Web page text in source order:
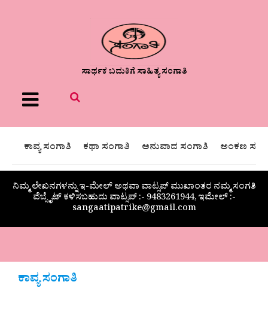
ಸಾರ್ಥಕ ಬದುಕಿಗೆ ಸಾಹಿತ್ಯ ಸಂಗಾತಿ
Menu
ಕಾವ್ಯ ಸಂಗಾತಿ ಕಥಾ ಸಂಗಾತಿ ಅನುವಾದ ಸಂಗಾತಿ ಅಂಕಣ
ನಿಮ್ಮ ಲೇಖನಗಳನ್ನು ಇ-ಮೇಲ್ ಅಥವಾ ವಾಟ್ಸಪ್ ಮುಖಾಂತರ ನಮ್ಮ ಸಂಗತಿ
ವೆಬ್ಸೈಟ್ ಕಳಿಸಬಹುದು ವಾಟ್ಸಪ್‌ :- 9483261944, ಇಮೇಲ್ :-
sangaatipatrike@gmail.com
ಕಾವ್ಯ ಸಂಗಾತಿ